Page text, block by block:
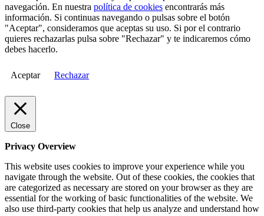
navegación. En nuestra política de cookies encontrarás más
información. Si continuas navegando o pulsas sobre el botón
"Aceptar", consideramos que aceptas su uso. Si por el contrario
quieres rechazarlas pulsa sobre "Rechazar" y te indicaremos cómo
debes hacerlo.
Aceptar Rechazar
Close
Privacy Overview
This website uses cookies to improve your experience while you
navigate through the website. Out of these cookies, the cookies that
are categorized as necessary are stored on your browser as they are
essential for the working of basic functionalities of the website. We
also use third-party cookies that help us analyze and understand how